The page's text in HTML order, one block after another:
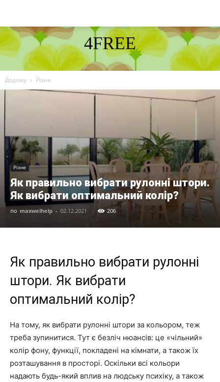
4FREE
DISCOVER THE ART OF PUBLISHING
Додому Різне
Різне
Як правильно вибрати рулонні штори.
Як вибрати оптимальний колір?
по maxwelhelp - 02.12.2021 206
Як правильно вибрати рулонні
штори. Як вибрати
оптимальний колір?
На тому, як вибрати рулонні штори за кольором, теж
треба зупинитися. Тут є безліч нюансів: це «чільний»
колір фону, функції, покладені на кімнати, а також їх
розташування в просторі. Оскільки всі кольори
надають будь-який вплив на людську психіку, а також